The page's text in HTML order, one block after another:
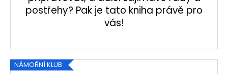
postřehy? Pak je tato kniha právě pro
vás!
NÁMOŘNÍ KLUB